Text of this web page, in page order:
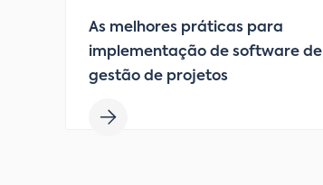
As melhores práticas para
implementação de software de
gestão de projetos